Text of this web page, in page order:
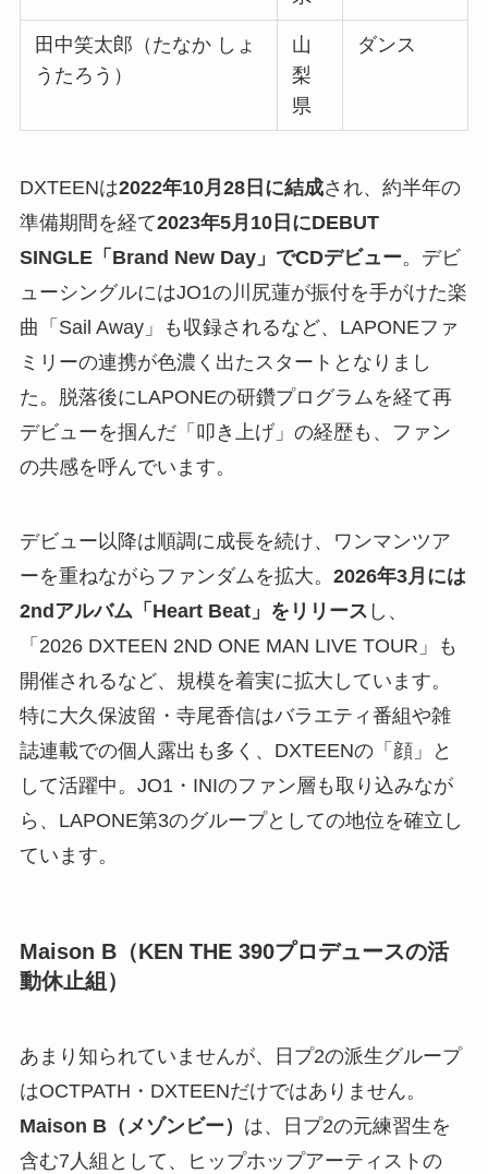
田中笑太郎（たなか しょ
うたろう）
山
梨
県
ダンス
DXTEENは2022年10月28日に結成され、約半年の
準備期間を経て2023年5月10日にDEBUT
SINGLE「Brand New Day」でCDデビュー。デビ
ューシングルにはJO1の川尻蓮が振付を手がけた楽
曲「Sail Away」も収録されるなど、LAPONEファ
ミリーの連携が色濃く出たスタートとなりまし
た。脱落後にLAPONEの研鑽プログラムを経て再
デビューを掴んだ「叩き上げ」の経歴も、ファン
の共感を呼んでいます。
デビュー以降は順調に成長を続け、ワンマンツア
ーを重ねながらファンダムを拡大。 2026年3月には
2ndアルバム「Heart Beat」をリリース し、
「2026 DXTEEN 2ND ONE MAN LIVE TOUR」も
開催されるなど、規模を着実に拡大しています。
特に大久保波留・寺尾香信はバラエティ番組や雑
誌連載での個人露出も多く、DXTEENの「顔」と
して活躍中。JO1・INIのファン層も取り込みなが
ら、LAPONE第3のグループとしての地位を確立し
ています。
Maison B（KEN THE 390プロデュースの活
動休止組）
あまり知られていませんが、日プ2の派生グループ
はOCTPATH・DXTEENだけではありません。
Maison B（メゾンビー） は、日プ2の元練習生を
含む7人組として、ヒップホップアーティストの